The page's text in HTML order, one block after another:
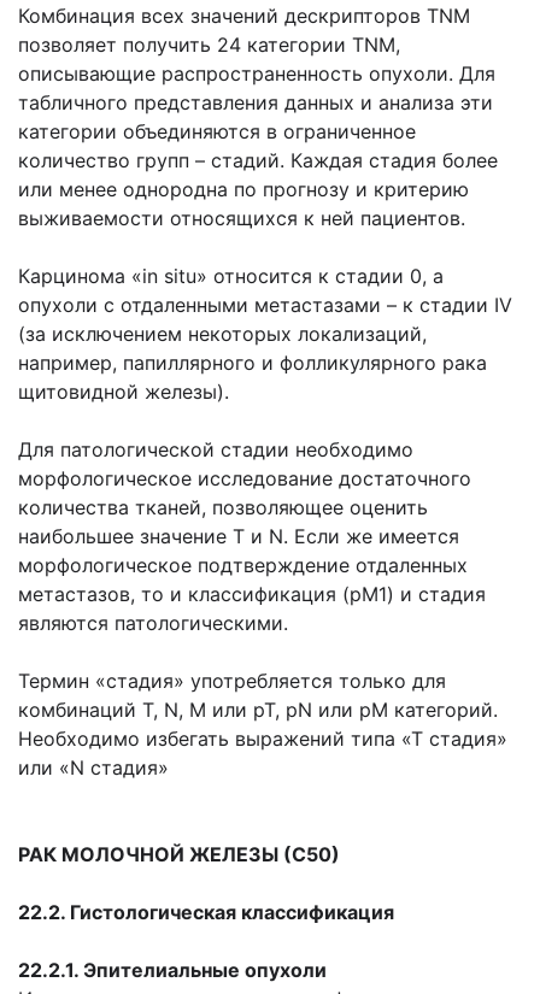
Комбинация всех значений дескрипторов TNM
позволяет получить 24 категории TNM,
описывающие распространенность опухоли. Для
табличного представления данных и анализа эти
категории объединяются в ограниченное
количество групп – стадий. Каждая стадия более
или менее однородна по прогнозу и критерию
выживаемости относящихся к ней пациентов.
Карцинома «in situ» относится к стадии 0, а
опухоли с отдаленными метастазами – к стадии IV
(за исключением некоторых локализаций,
например, папиллярного и фолликулярного рака
щитовидной железы).
Для патологической стадии необходимо
морфологическое исследование достаточного
количества тканей, позволяющее оценить
наибольшее значение Т и N. Если же имеется
морфологическое подтверждение отдаленных
метастазов, то и классификация (рМ1) и стадия
являются патологическими.
Термин «стадия» употребляется только для
комбинаций Т, N, М или рТ, pN или рМ категорий.
Необходимо избегать выражений типа «Т стадия»
или «N стадия»
РАК МОЛОЧНОЙ ЖЕЛЕЗЫ (С50)
22.2. Гистологическая классификация
22.2.1. Эпителиальные опухоли